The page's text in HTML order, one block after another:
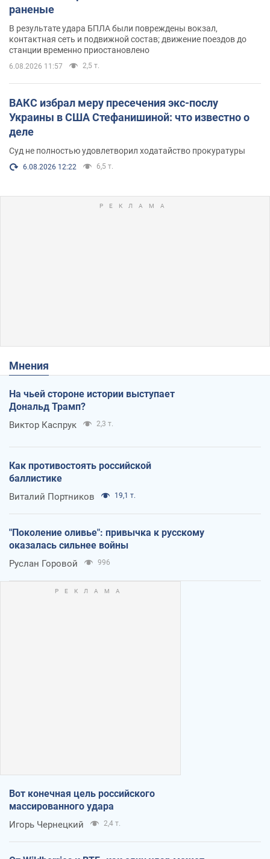
раненые
В результате удара БПЛА были повреждены вокзал,
контактная сеть и подвижной состав; движение поездов до
станции временно приостановлено
6.08.2026 11:57 2,5 т.
ВАКС избрал меру пресечения экс-послу
Украины в США Стефанишиной: что известно о
деле
Суд не полностью удовлетворил ходатайство прокуратуры
6.08.2026 12:22 6,5 т.
Мнения
На чьей стороне истории выступает
Дональд Трамп?
Виктор Каспрук 2,3 т.
Как противостоять российской
баллистике
Виталий Портников 19,1 т.
"Поколение оливье": привычка к русскому
оказалась сильнее войны
Руслан Горовой 996
Вот конечная цель российского
массированного удара
Игорь Чернецкий 2,4 т.